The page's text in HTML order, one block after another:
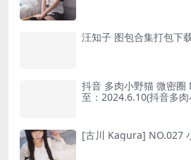
汪知子 图包合集打包下
抖音 多肉小野猫 微密圈
至：2024.6.10(抖音多
[古川 Kagura] NO.027